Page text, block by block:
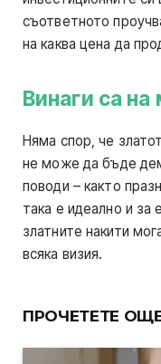
съответното
на каква цена да
Винаги са на
Няма спор, че
не може да бъде
поводи – както
така е идеално и
златните накити
всяка визия.
ПРОЧЕТЕТЕ